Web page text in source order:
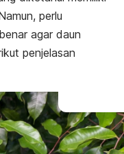
perlu
agar daun
penjelasan